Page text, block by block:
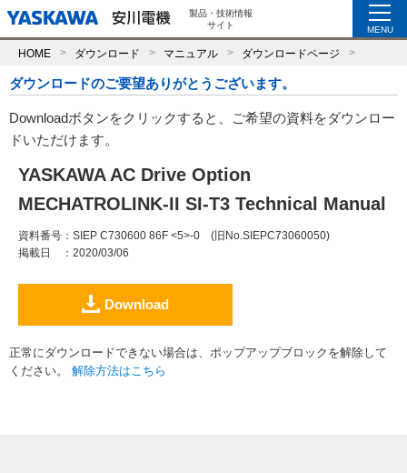
製品・技術情報
サイト
MENU
HOME ダウンロード マニュアル ダウンロードページ
ダウンロードのご要望ありがとうございます。
Downloadボタンをクリックすると、ご希望の資料をダウンロー
ドいただけます。
YASKAWA AC Drive Option
MECHATROLINK-II SI-T3 Technical Manual
資料番号 ：SIEP C730600 86F <5>-0 (旧No.SIEPC73060050)
掲載日
：2020/03/06
Download
正常にダウンロードできない場合は、ポップアップブロックを解除して
ください。 解除方法はこちら